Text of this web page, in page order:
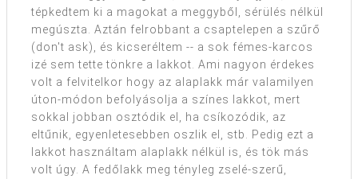
tépkedtem ki a magokat a meggyből, sérülés nélkül
megúszta. Aztán felrobbant a csaptelepen a szűrő
(don't ask), és kicseréltem -- a sok fémes-karcos
izé sem tette tönkre a lakkot. Ami nagyon érdekes
volt a felvitelkor hogy az alaplakk már valamilyen
úton-módon befolyásolja a színes lakkot, mert
sokkal jobban osztódik el, ha csíkozódik, az
eltűnik, egyenletesebben oszlik el, stb. Pedig ezt a
lakkot használtam alaplakk nélkül is, és tök más
volt úgy. A fedőlakk meg tényleg zselé-szerű,